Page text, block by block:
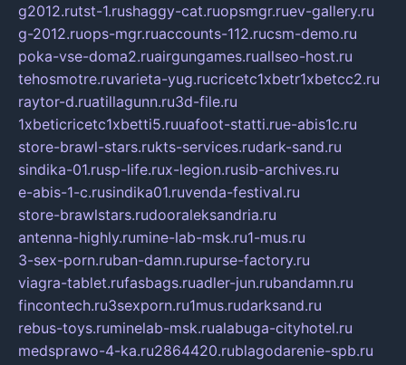
g2012.rutst-1.rushaggy-cat.ruopsmgr.ruev-gallery.ru
g-2012.ruops-mgr.ruaccounts-112.rucsm-demo.ru
poka-vse-doma2.ruairgungames.ruallseo-host.ru
tehosmotre.ruvarieta-yug.rucricetc1xbetr1xbetcc2.ru
raytor-d.ruatillagunn.ru3d-file.ru
1xbeticricetc1xbetti5.ruuafoot-statti.rue-abis1c.ru
store-brawl-stars.rukts-services.rudark-sand.ru
sindika-01.rusp-life.rux-legion.rusib-archives.ru
e-abis-1-c.rusindika01.ruvenda-festival.ru
store-brawlstars.rudooraleksandria.ru
antenna-highly.rumine-lab-msk.ru1-mus.ru
3-sex-porn.ruban-damn.rupurse-factory.ru
viagra-tablet.rufasbags.ruadler-jun.rubandamn.ru
fincontech.ru3sexporn.ru1mus.rudarksand.ru
rebus-toys.ruminelab-msk.rualabuga-cityhotel.ru
medsprawo-4-ka.ru2864420.rublagodarenie-spb.ru